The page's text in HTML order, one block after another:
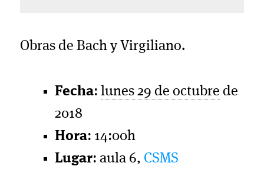
Obras de Bach y Virgiliano.
Fecha:lunes 29 de octubre de
2018
Hora: 14:00h
Lugar: aula 6, CSMS